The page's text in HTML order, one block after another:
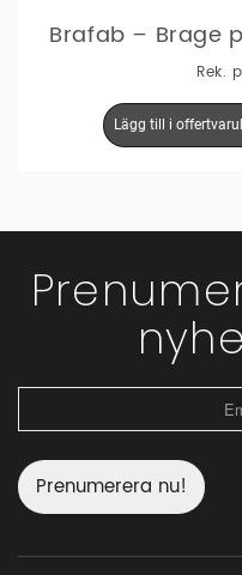
Brafab – Brage
Rek.
Lägg till i
Prenumerera nu!